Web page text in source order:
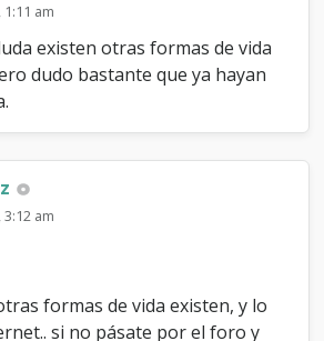
1:11 am
existen otras formas de vida
dudo bastante que ya hayan
3:12 am
formas de vida existen, y lo
si no pásate por el foro y